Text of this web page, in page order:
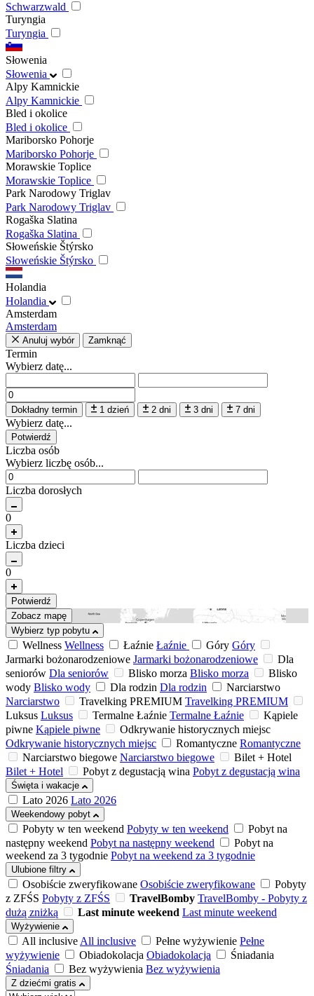
Schwarzwald
Turyngia
Turyngia
Słowenia
Słowenia
Alpy Kamnickie
Alpy Kamnickie
Bled i okolice
Bled i okolice
Mariborsko Pohorje
Mariborsko Pohorje
Morawskie Toplice
Morawskie Toplice
Park Narodowy Triglav
Park Narodowy Triglav
Rogaška Slatina
Rogaška Slatina
Słoweńskie Štýrsko
Słoweńskie Štýrsko
Holandia
Holandia
Amsterdam
Amsterdam
Anuluj wybór Zamknąć
Termin
Wybierz datę...
Dokładny termin 1 dzień 2 dni 3 dni 7 dni
Wybierz datę...
Potwierdź
Liczba osób
Wybierz liczbę osób...
Liczba dorosłych
0
Liczba dzieci
0
Potwierdź
Zobacz mapę
Wybierz typ pobytu
Wellness Wellness Łaźnie Łaźnie Góry Góry
Jarmarki bożonarodzeniowe Jarmarki bożonarodzeniowe
Dla
seniorów Dla seniorów Blisko morza Blisko morza
Blisko
wody Blisko wody Dla rodzin Dla rodzin
Narciarstwo
Narciarstwo
Travelking PREMIUM Travelking PREMIUM
Luksus Luksus Termalne Łaźnie Termalne Łaźnie
Kąpiele
piwne Kąpiele piwne
Odkrywanie historycznych miejsc
Odkrywanie historycznych miejsc
Romantyczne Romantyczne
Narciarstwo biegowe Narciarstwo biegowe
Bilet + Hotel
Bilet + Hotel
Pobyt z degustacją wina Pobyt z degustacją wina
Święta i wakacje
Lato 2026 Lato 2026
Weekendowy pobyt
Pobyty w ten weekend Pobyty w ten weekend
Pobyt na
następny weekend Pobyt na następny weekend
Pobyt na
weekend za 3 tygodnie Pobyt na weekend za 3 tygodnie
Ulubione filtry
Osobiście zweryfikowane Osobiście zweryfikowane
Pobyty
z ZFŚS Pobyty z ZFŚS TravelBomby TravelBomby - Pobyty z
dużą zniżką
Last minute weekend Last minute weekend
Wyżywienie
All inclusiveAll inclusive Pełne wyżywienie Pełne
wyżywienie
Obiadokolacja Obiadokolacja
Śniadania
Śniadania
Bez wyżywienia Bez wyżywienia
Z dziećmi gratis